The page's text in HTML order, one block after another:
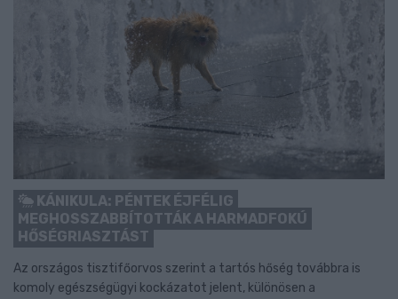
KÁNIKULA: PÉNTEK ÉJFÉLIG
MEGHOSSZABBÍTOTTÁK A HARMADFOKÚ
HŐSÉGRIASZTÁST
Az országos tisztifőorvos szerint a tartós hőség továbbra is
komoly egészségügyi kockázatot jelent, különösen a